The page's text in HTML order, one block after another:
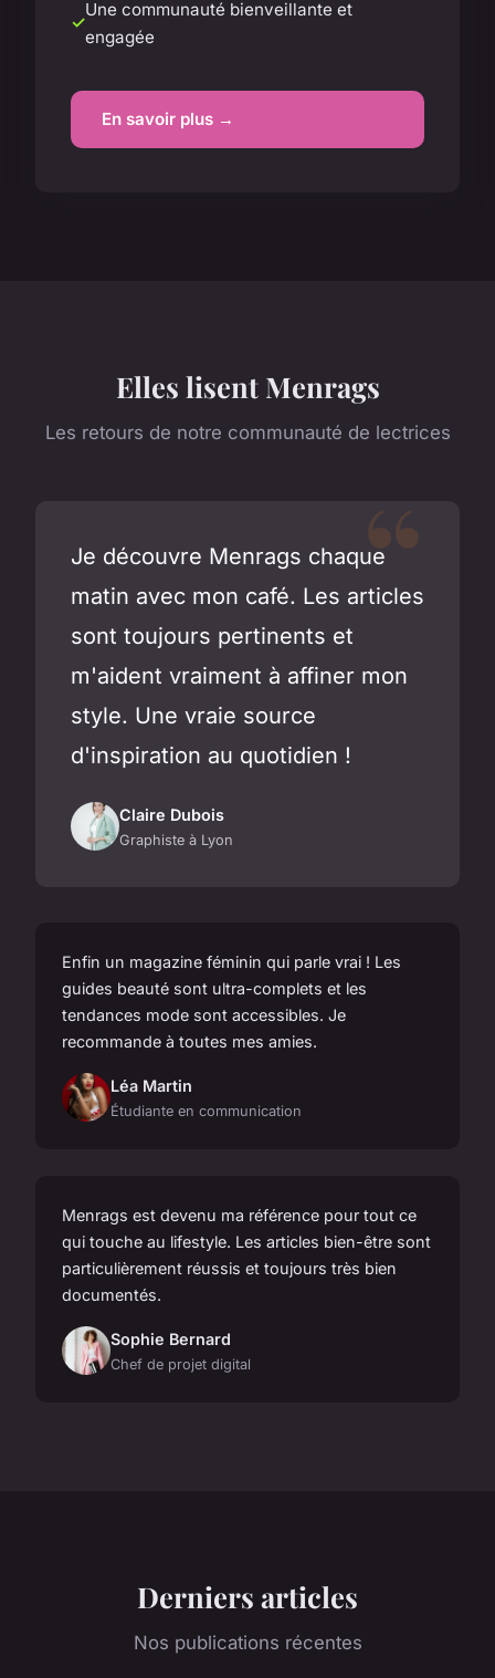
Une communauté bienveillante et
engagée
En savoir plus →
Elles lisent Menrags
Les retours de notre communauté de lectrices
Je découvre Menrags chaque
matin avec mon café. Les articles
sont toujours pertinents et
m'aident vraiment à affiner mon
style. Une vraie source
d'inspiration au quotidien !
Claire Dubois
Graphiste à Lyon
Enfin un magazine féminin qui parle vrai ! Les
guides beauté sont ultra-complets et les
tendances mode sont accessibles. Je
recommande à toutes mes amies.
Léa Martin
Étudiante en communication
Menrags est devenu ma référence pour tout ce
qui touche au lifestyle. Les articles bien-être sont
particulièrement réussis et toujours très bien
documentés.
Sophie Bernard
Chef de projet digital
Derniers articles
Nos publications récentes